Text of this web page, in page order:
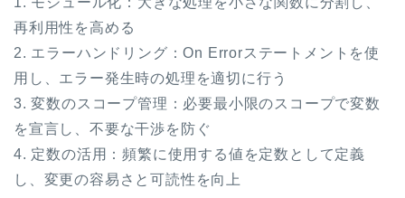
再利用性を高める
2. エラーハンドリング：On Errorステートメントを使
用し、エラー発生時の処理を適切に行う
3. 変数のスコープ管理：必要最小限のスコープで変数
を宣言し、不要な干渉を防ぐ
4. 定数の活用：頻繁に使用する値を定数として定義
し、変更の容易さと可読性を向上